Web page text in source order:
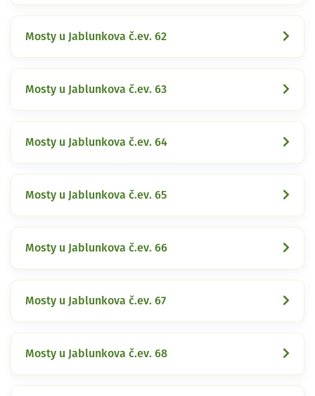
Mosty u Jablunkova č.ev. 62
Mosty u Jablunkova č.ev. 63
Mosty u Jablunkova č.ev. 64
Mosty u Jablunkova č.ev. 65
Mosty u Jablunkova č.ev. 66
Mosty u Jablunkova č.ev. 67
Mosty u Jablunkova č.ev. 68